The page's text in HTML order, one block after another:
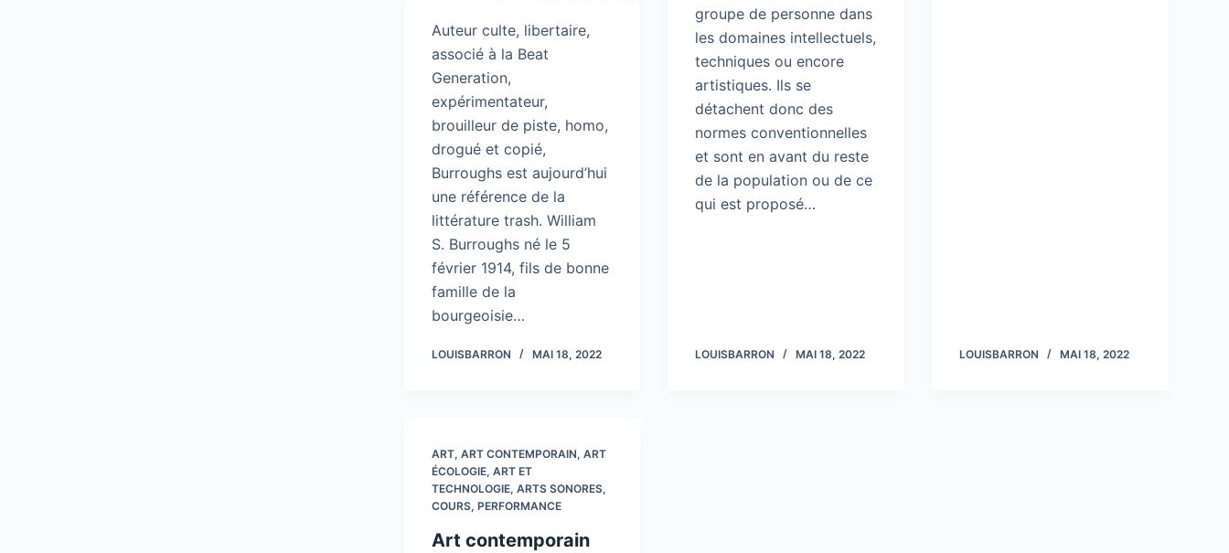
Auteur culte, libertaire,
associé à la Beat
Generation,
expérimentateur,
brouilleur de piste, homo,
drogué et copié,
Burroughs est aujourd’hui
une référence de la
littérature trash. William
S. Burroughs né le 5
février 1914, fils de bonne
famille de la
bourgeoisie…
LOUISBARRON MAI 18, 2022
groupe de personne dans
les domaines intellectuels,
techniques ou encore
artistiques. Ils se
détachent donc des
normes conventionnelles
et sont en avant du reste
de la population ou de ce
qui est proposé…
LOUISBARRON MAI 18, 2022 LOUISBARRON MAI 18, 2022
ART,ART CONTEMPORAIN,ART
ÉCOLOGIE,ART ET
TECHNOLOGIE,ARTS SONORES,
COURS,PERFORMANCE
Art contemporain